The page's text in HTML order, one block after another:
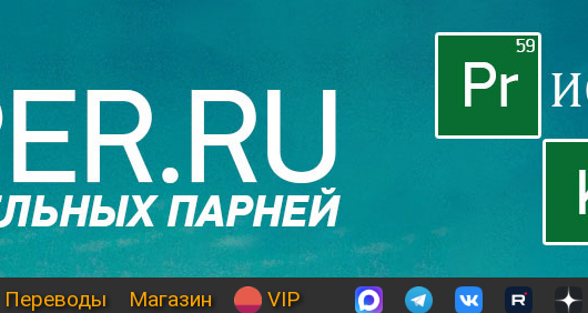
Переводы Магазин VIP